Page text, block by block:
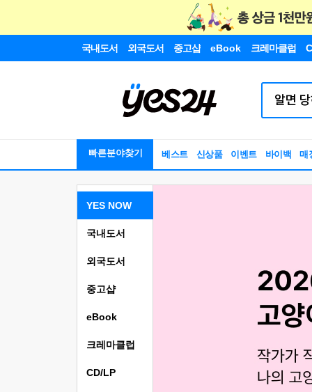
국내도서 외국도서 중고샵 eBook 크레마클럽
빠른분야찾기 베스트 신상품 이벤트 바이백 매
YES NOW
국내도서
외국도서
중고샵
eBook
크레마클럽
CD/LP